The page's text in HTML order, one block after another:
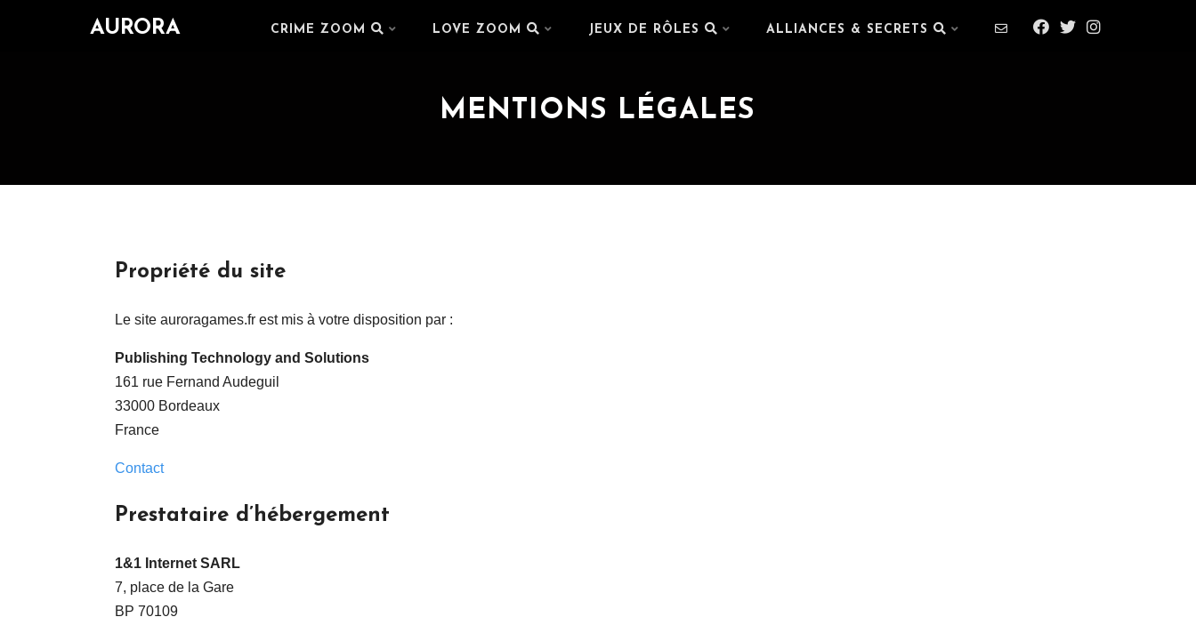
AURORA CRIME ZOOM LOVE ZOOM JEUX DE RÔLES ALLIANCES & SECRETS
MENTIONS LÉGALES
Propriété du site
Le site auroragames.fr est mis à votre disposition par :
Publishing Technology and Solutions
161 rue Fernand Audeguil
33000 Bordeaux
France
Contact
Prestataire d’hébergement
1&1 Internet SARL
7, place de la Gare
BP 70109